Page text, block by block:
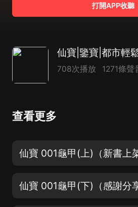
打開APP收聽
仙寶|鑒寶|都市輕
708次播放 1271條聲
查看更多